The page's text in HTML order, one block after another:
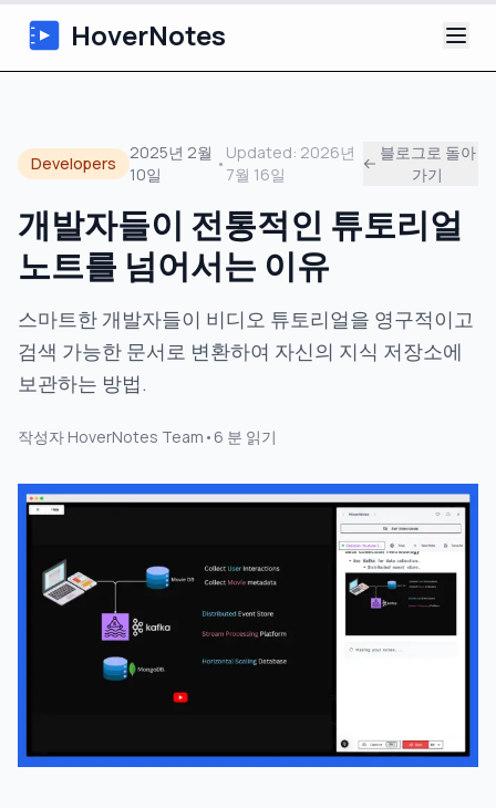
HoverNotes
Extension
AI 영상 노트
튜토리얼
소개
Developers
2025년 2월
10일
•
Updated: 2026년
7월 16일
블로그로 돌아
가기
개발자들이 전통적인 튜토리얼
노트를 넘어서는 이유
스마트한 개발자들이 비디오 튜토리얼을 영구적이고
검색 가능한 문서로 변환하여 자신의 지식 저장소에
보관하는 방법.
작성자 HoverNotes Team • 6 분 읽기